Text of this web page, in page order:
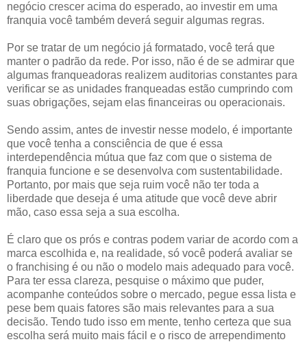
negócio crescer acima do esperado, ao investir em uma
franquia você também deverá seguir algumas regras.
Por se tratar de um negócio já formatado, você terá que
manter o padrão da rede. Por isso, não é de se admirar que
algumas franqueadoras realizem auditorias constantes para
verificar se as unidades franqueadas estão cumprindo com
suas obrigações, sejam elas financeiras ou operacionais.
Sendo assim, antes de investir nesse modelo, é importante
que você tenha a consciência de que é essa
interdependência mútua que faz com que o sistema de
franquia funcione e se desenvolva com sustentabilidade.
Portanto, por mais que seja ruim você não ter toda a
liberdade que deseja é uma atitude que você deve abrir
mão, caso essa seja a sua escolha.
É claro que os prós e contras podem variar de acordo com a
marca escolhida e, na realidade, só você poderá avaliar se
o franchising é ou não o modelo mais adequado para você.
Para ter essa clareza, pesquise o máximo que puder,
acompanhe conteúdos sobre o mercado, pegue essa lista e
pese bem quais fatores são mais relevantes para a sua
decisão. Tendo tudo isso em mente, tenho certeza que sua
escolha será muito mais fácil e o risco de arrependimento